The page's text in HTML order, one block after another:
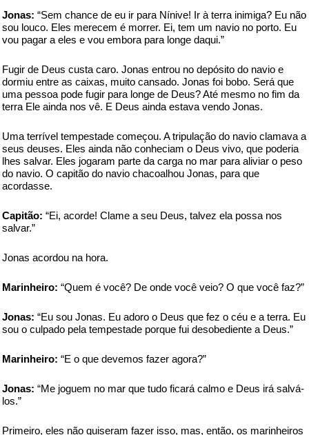
Jonas: “Sem chance de eu ir para Nínive! Ir à terra inimiga? Eu não
sou louco. Eles merecem é morrer. Ei, tem um navio no porto. Eu
vou pagar a eles e vou embora para longe daqui.”
Fugir de Deus custa caro. Jonas entrou no depósito do navio e
dormiu entre as caixas, muito cansado. Jonas foi bobo. Será que
uma pessoa pode fugir para longe de Deus? Até mesmo no fim da
terra Ele ainda nos vê. E Deus ainda estava vendo Jonas.
Uma terrível tempestade começou. A tripulação do navio clamava a
seus deuses. Eles ainda não conheciam o Deus vivo, que poderia
lhes salvar. Eles jogaram parte da carga no mar para aliviar o peso
do navio. O capitão do navio chacoalhou Jonas, para que
acordasse.
Capitão: “Ei, acorde! Clame a seu Deus, talvez ela possa nos
salvar.”
Jonas acordou na hora.
Marinheiro: “Quem é você? De onde você veio? O que você faz?”
Jonas: “Eu sou Jonas. Eu adoro o Deus que fez o céu e a terra. Eu
sou o culpado pela tempestade porque fui desobediente a Deus.”
Marinheiro: “E o que devemos fazer agora?”
Jonas: “Me joguem no mar que tudo ficará calmo e Deus irá salvá-
los.”
Primeiro, eles não quiseram fazer isso, mas, então, os marinheiros